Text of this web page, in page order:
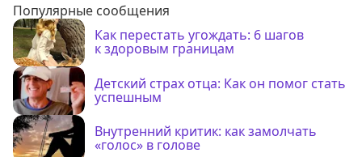
Популярные сообщения
Как перестать угождать: 6 шагов
к здоровым границам
Детский страх отца: Как он помог стать
успешным
Внутренний критик: как замолчать
«голос» в голове